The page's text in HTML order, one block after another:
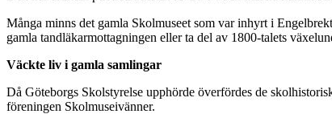
Många minns det gamla Skolmuseet som var inhyrt i
gamla tandläkarmottagningen eller ta del av 1800-talets
Väckte liv i gamla samlingar
Då Göteborgs Skolstyrelse upphörde överfördes de
föreningen Skolmuseivänner.